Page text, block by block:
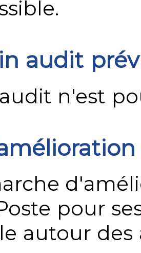
audit
n'est
pour
autour des